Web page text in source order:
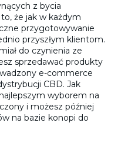
z bycia
że jak w każdym
przygotowywanie
przyszłym klientom.
do czynienia ze
sprzedawać produkty
e-commerce
CBD. Jak
wyborem na
i możesz później
na bazie konopi do